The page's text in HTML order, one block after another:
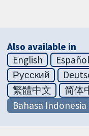
Also available in
English
Español
Русский
繁體中文
简体
Bahasa Indonesia